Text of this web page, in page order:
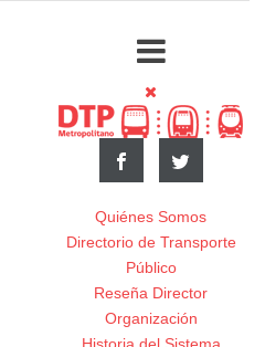
Quiénes Somos
Directorio de Transporte
Público
Reseña Director
Organización